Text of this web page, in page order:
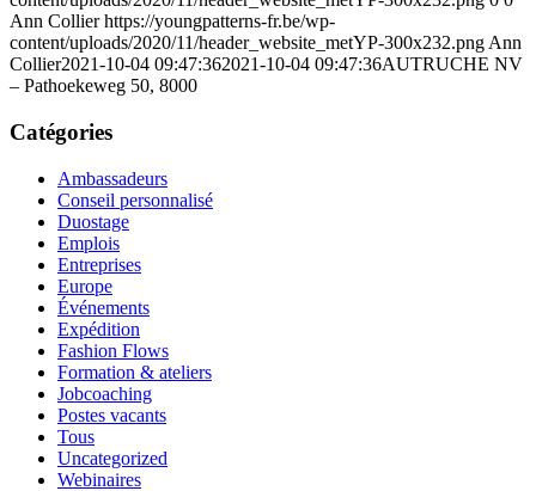
Ann Collier https://youngpatterns-fr.be/wp-
content/uploads/2020/11/header_website_metYP-300x232.png Ann
Collier2021-10-04 09:47:362021-10-04 09:47:36AUTRUCHE NV
– Pathoekeweg 50, 8000
Catégories
Ambassadeurs
Conseil personnalisé
Duostage
Emplois
Entreprises
Europe
Événements
Expédition
Fashion Flows
Formation & ateliers
Jobcoaching
Postes vacants
Tous
Uncategorized
Webinaires